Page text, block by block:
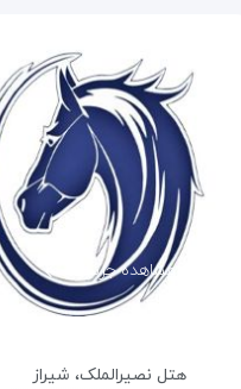
مشاهده جزئیات
هتل نصیرالملک، شیراز